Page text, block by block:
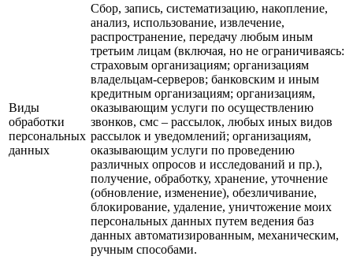
Виды
обработки
персональных
данных
Cбор, запись, систематизацию, накопление,
анализ, использование, извлечение,
распространение, передачу любым иным
третьим лицам (включая, но не ограничиваясь:
страховым организациям; организациям
владельцам-серверов; банковским и иным
кредитным организациям; организациям,
оказывающим услуги по осуществлению
звонков, смс – рассылок, любых иных видов
рассылок и уведомлений; организациям,
оказывающим услуги по проведению
различных опросов и исследований и пр.),
получение, обработку, хранение, уточнение
(обновление, изменение), обезличивание,
блокирование, удаление, уничтожение моих
персональных данных путем ведения баз
данных автоматизированным, механическим,
ручным способами.